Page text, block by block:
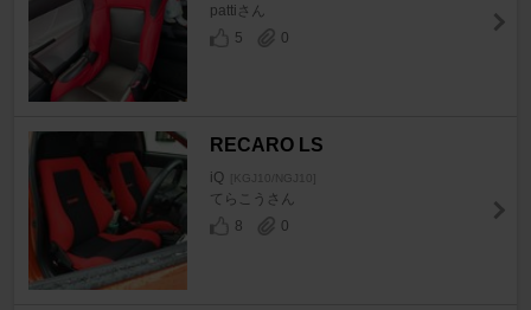
pattiさん
5
0
RECARO LS
iQ [KGJ10/NGJ10]
てらこうさん
8
0